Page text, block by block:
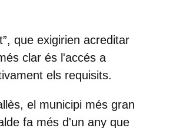
que exigirien acreditar
clar és l'accés a
els requisits.
el municipi més gran
fa més d'un any que